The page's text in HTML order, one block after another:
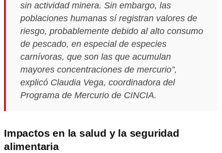
sin actividad minera. Sin embargo, las
poblaciones humanas sí registran valores de
riesgo, probablemente debido al alto consumo
de pescado, en especial de especies
carnívoras, que son las que acumulan
mayores concentraciones de mercurio”,
explicó Claudia Vega, coordinadora del
Programa de Mercurio de CINCIA.
Impactos en la salud y la seguridad
alimentaria